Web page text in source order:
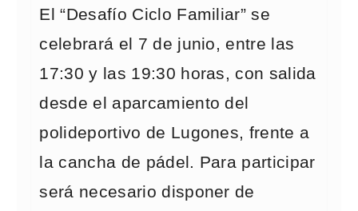
El “Desafío Ciclo Familiar” se
celebrará el 7 de junio, entre las
17:30 y las 19:30 horas, con salida
desde el aparcamiento del
polideportivo de Lugones, frente a
la cancha de pádel. Para participar
será necesario disponer de